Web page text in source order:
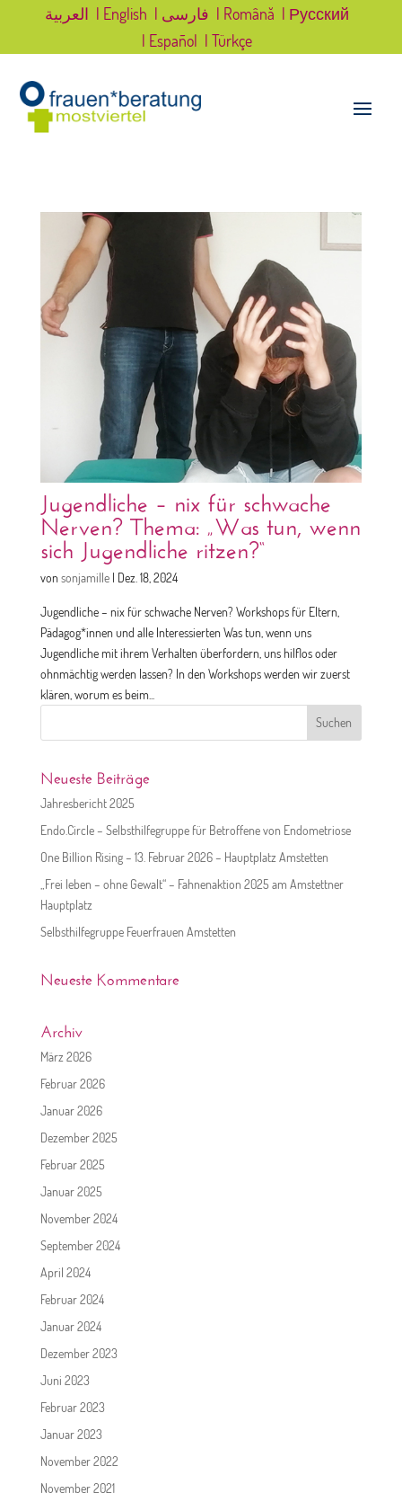
العربية | English | فارسی | Română | Русский
| Español | Türkçe
Jugendliche – nix für schwache
Nerven? Thema: „Was tun, wenn
sich Jugendliche ritzen?“
vonsonjamille| Dez. 18, 2024
Jugendliche – nix für schwache Nerven? Workshops für Eltern,
Pädagog*innen und alle Interessierten Was tun, wenn uns
Jugendliche mit ihrem Verhalten überfordern, uns hilflos oder
ohnmächtig werden lassen? In den Workshops werden wir zuerst
klären, worum es beim...
Neueste Beiträge
Jahresbericht 2025
Endo.Circle – Selbsthilfegruppe für Betroffene von Endometriose
One Billion Rising – 13. Februar 2026 – Hauptplatz Amstetten
„Frei leben – ohne Gewalt“ – Fahnenaktion 2025 am Amstettner
Hauptplatz
Selbsthilfegruppe Feuerfrauen Amstetten
Neueste Kommentare
Archiv
März 2026
Februar 2026
Januar 2026
Dezember 2025
Februar 2025
Januar 2025
November 2024
September 2024
April 2024
Februar 2024
Januar 2024
Dezember 2023
Juni 2023
Februar 2023
Januar 2023
November 2022
November 2021